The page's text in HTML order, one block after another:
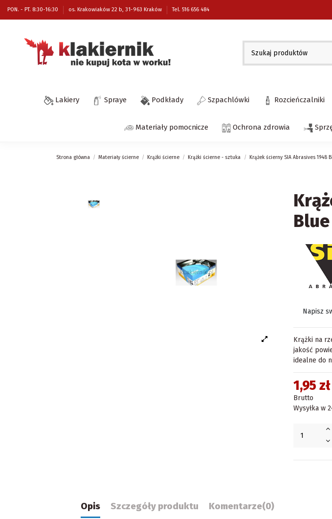
PON. - PT. 8:30-16:30 os. Krakowiaków 22 b, 31-963 Kraków Tel. 516 656 484
Lakiery Spraye Podkłady Szpachlówki Rozcieńczalniki
Materiały pomocnicze Ochrona zdrowia
Strona główna Materiały ścierne Krążki ścierne Krążki ścierne - sztuka Krążek ścierny SIA Abrasives 1948
Napisz
Krążki na
jakość
idealne do
1,95 zł
Brutto
Wysyłka w
Opis Szczegóły produktu Komentarze(0)